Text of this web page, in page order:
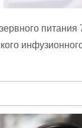
питания